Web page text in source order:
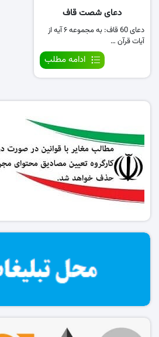
دعای شصت قاف
دعای 60 قاف: به مجموعه ۶ آیه از
آیات قرآن …
ادامه مطلب